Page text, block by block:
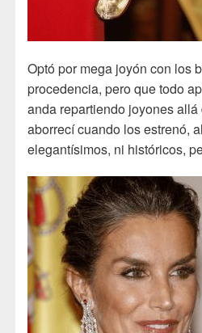
Optó por mega joyón con los
procedencia, pero que todo
anda repartiendo joyones
aborrecí cuando los estrenó,
elegantísimos, ni históricos,